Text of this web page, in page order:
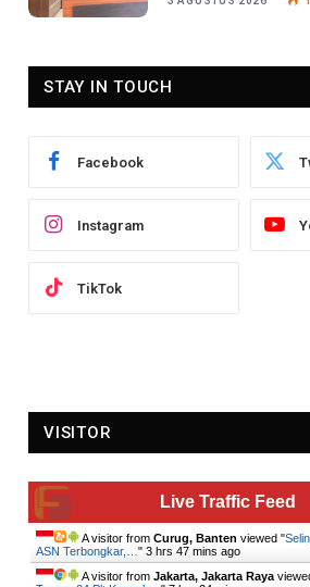
STAY IN TOUCH
Facebook
Instagram
TikTok
VISITOR
Live Traffic Feed
A visitor from Curug, Banten viewed "
ASN Terbongkar,… " 3 hrs 47 mins ago
A visitor from Jakarta, Jakarta Raya